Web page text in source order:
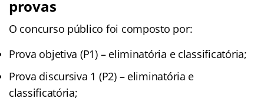
provas
O concurso público foi composto por:
Prova objetiva (P1) – eliminatória e classificatória;
Prova discursiva 1 (P2) – eliminatória e
classificatória;